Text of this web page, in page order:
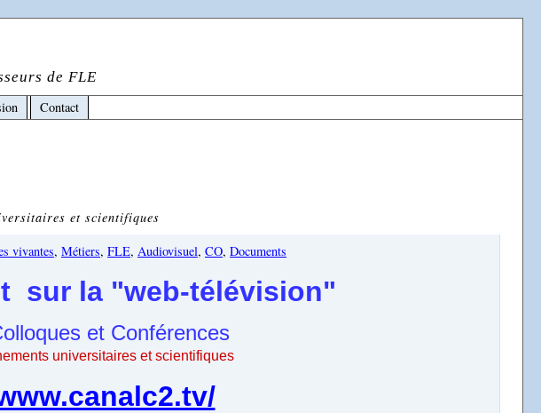
de FLE
Contact
et scientifiques
vivantes, Métiers, FLE, Audiovisuel, CO, Documents
sur la "web-télévision"
et Conférences
universitaires et scientifiques